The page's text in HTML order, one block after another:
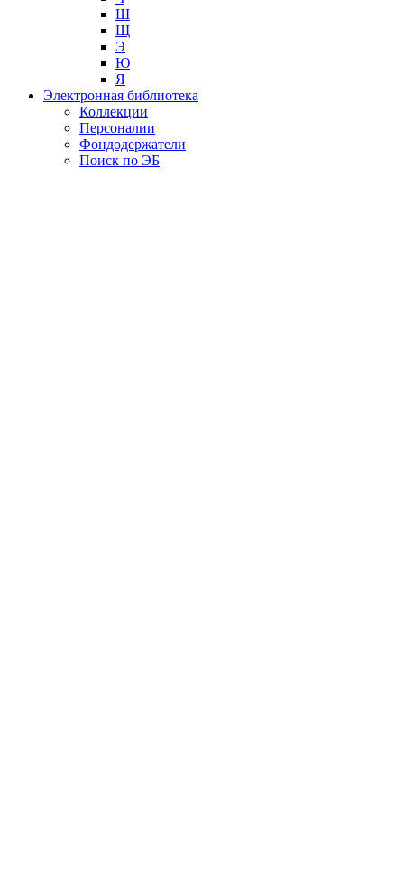
Ш
Щ
Э
Ю
Я
Электронная библиотека
Коллекции
Персоналии
Фондодержатели
Поиск по ЭБ